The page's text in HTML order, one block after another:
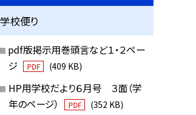
学校便り
pdf版掲示用巻頭言など１・２ペー
ジ
PDF (409 KB)
HP用学校だより６月号 ３面（学
年のページ）
PDF (352 KB)